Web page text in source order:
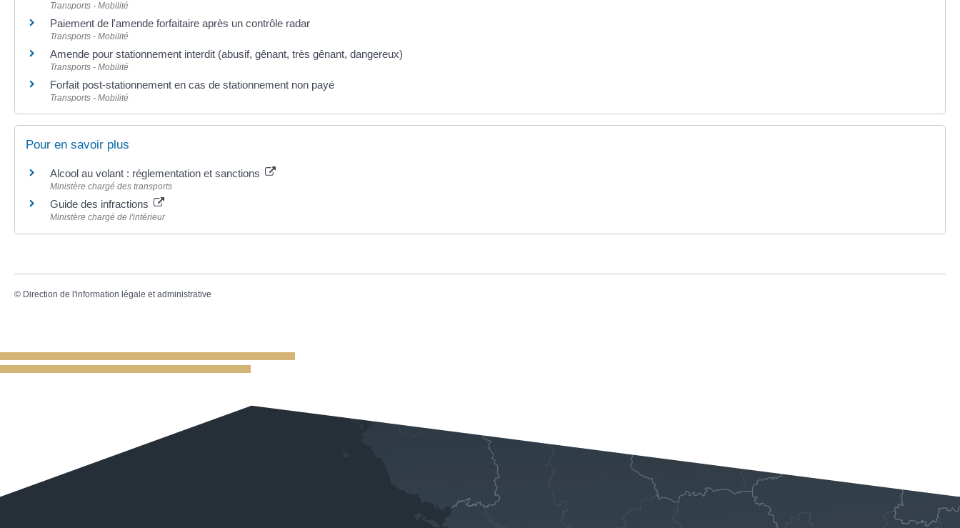
Transports - Mobilité
Paiement de l'amende forfaitaire après un contrôle radar
Transports - Mobilité
Amende pour stationnement interdit (abusif, gênant, très gênant, dangereux)
Transports - Mobilité
Forfait post-stationnement en cas de stationnement non payé
Transports - Mobilité
Pour en savoir plus
Alcool au volant : réglementation et sanctions
Ministère chargé des transports
Guide des infractions
Ministère chargé de l'intérieur
© Direction de l'information légale et administrative